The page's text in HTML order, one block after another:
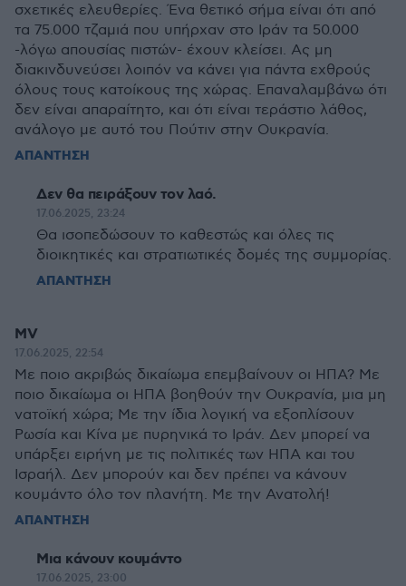
σχετικές ελευθερίες. Ένα θετικό σήμα είναι ότι από
τα 75.000 τζαμιά που υπήρχαν στο Ιράν τα 50.000
-λόγω απουσίας πιστών- έχουν κλείσει. Ας μη
διακινδυνεύσει λοιπόν να κάνει για πάντα εχθρούς
όλους τους κατοίκους της χώρας. Επαναλαμβάνω ότι
δεν είναι απαραίτητο, και ότι είναι τεράστιο λάθος,
ανάλογο με αυτό του Πούτιν στην Ουκρανία.
ΑΠΑΝΤΗΣΗ
Δεν θα πειράξουν τον λαό.
17.06.2025, 23:24
Θα ισοπεδώσουν το καθεστώς και όλες τις
διοικητικές και στρατιωτικές δομές της συμμορίας.
ΑΠΑΝΤΗΣΗ
MV
17.06.2025, 22:54
Με ποιο ακριβώς δικαίωμα επεμβαίνουν οι ΗΠΑ? Με
ποιο δικαίωμα οι ΗΠΑ βοηθούν την Ουκρανία, μια μη
νατοϊκή χώρα; Με την ίδια λογική να εξοπλίσουν
Ρωσία και Κίνα με πυρηνικά το Ιράν. Δεν μπορεί να
υπάρξει ειρήνη με τις πολιτικές των ΗΠΑ και του
Ισραήλ. Δεν μπορούν και δεν πρέπει να κάνουν
κουμάντο όλο τον πλανήτη. Με την Ανατολή!
ΑΠΑΝΤΗΣΗ
Μια κάνουν κουμάντο
17.06.2025, 23:00